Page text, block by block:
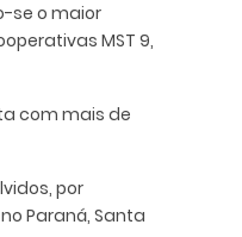
se o maior
MST 9,
com mais de
por
Paraná, Santa